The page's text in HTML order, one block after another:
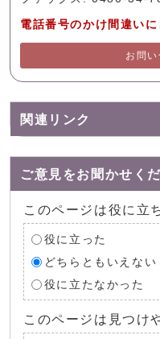
電話番号のかけ間違いに
お問い
関連リンク
ご意見をお聞かせく
このページは役に立
役に立った
どちらともいえない
役に立たなかった
このページは見つけ